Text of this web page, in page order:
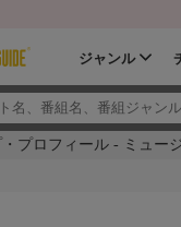
ジャンル
プロフィール - ミュー